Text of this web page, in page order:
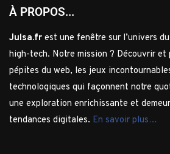
À PROPOS...
Julsa.fr est une fenêtre sur l’univers
high-tech. Notre mission ? Découvrir et
pépites du web, les jeux
technologiques qui façonnent notre
une exploration enrichissante et
tendances digitales. En savoir plus…